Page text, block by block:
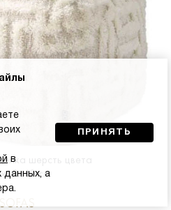
шерсть цвета
см
в
данных, а
ПРИНЯТЬ